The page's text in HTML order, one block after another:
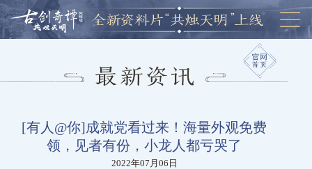
[有人@你]成就党看过来！海量外观免费
领，见者有份，小龙人都亏哭了
2022年07月06日